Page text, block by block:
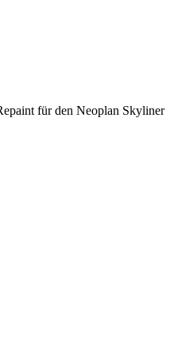
für den Neoplan Skyliner